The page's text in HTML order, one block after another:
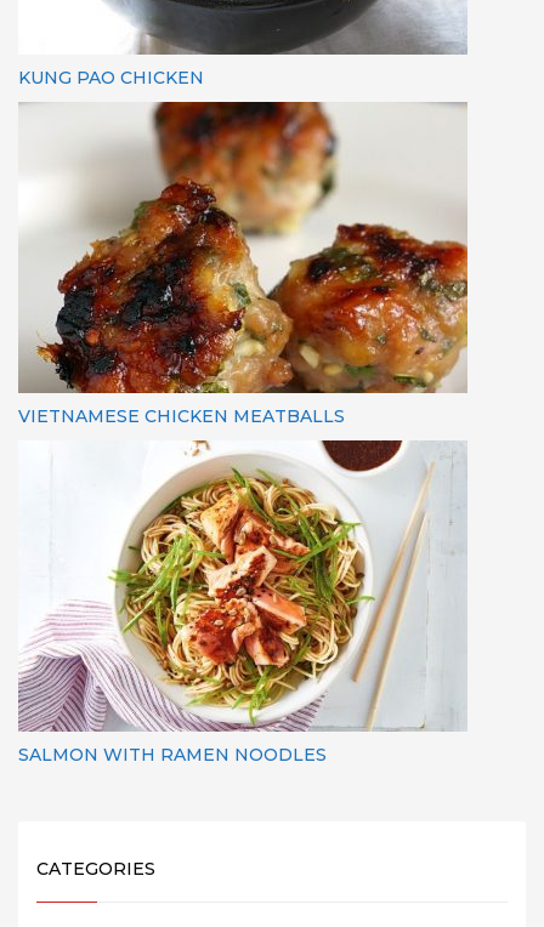
KUNG PAO CHICKEN
VIETNAMESE CHICKEN MEATBALLS
SALMON WITH RAMEN NOODLES
CATEGORIES